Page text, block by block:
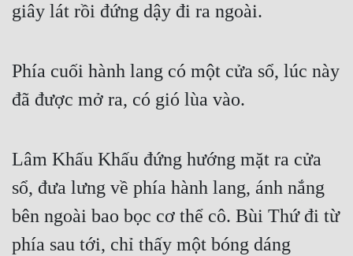
giây lát rồi đứng dậy đi ra ngoài.
Phía cuối hành lang có một cửa sổ, lúc này
đã được mở ra, có gió lùa vào.
Lâm Khấu Khấu đứng hướng mặt ra cửa
sổ, đưa lưng về phía hành lang, ánh nắng
bên ngoài bao bọc cơ thể cô. Bùi Thứ đi từ
phía sau tới, chỉ thấy một bóng dáng